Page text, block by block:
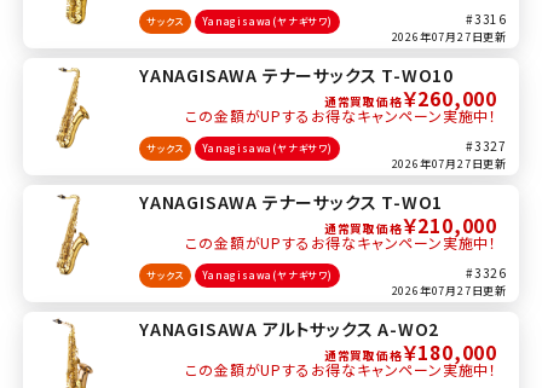
#3316
サックス Yanagisawa(ヤナギサワ)
2026年07月27日更新
YANAGISAWA テナーサックス T-WO10
#3327
通常買取価格￥260,000
この金額がUPするお得なキャンペーン実施中！
サックス Yanagisawa(ヤナギサワ)
2026年07月27日更新
YANAGISAWA テナーサックス T-WO1
#3326
通常買取価格￥210,000
この金額がUPするお得なキャンペーン実施中！
サックス Yanagisawa(ヤナギサワ)
2026年07月27日更新
YANAGISAWA アルトサックス A-WO2
通常買取価格￥180,000
この金額がUPするお得なキャンペーン実施中！